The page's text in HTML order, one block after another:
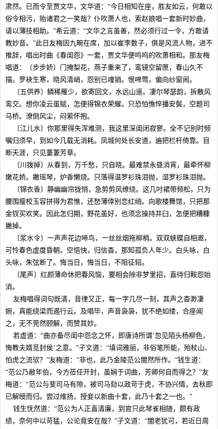
肃然。已而令至贾文华，文华道：“今日相知在座，胜友如云，何敢以
俗令相污，贻诸君之一笑哉？仆吹萧人也，索赵娘唱一套新时妙曲，
请以薄技相助。”希云道：“文华之言虽善，然必须行过一令，方敢请
教妙音。”此日友梅因九畹在席，加以崔李数子，俱是风流人物，进不
推辞，唱出时曲《春闺怨》一套，贾文华便呜呜的吹萧相和。那友梅
唱道：〔步步娇〕门掩梨花，燕子重来了，鸾镜空留匣，春山久不
描。罗袂生寒，晓风清峭，怨别已魂销。恨啼莺，偏向纱窗闹。
〔五供养〕鳞稀雁少，欲寄回文，水远山遥。凄尔琴瑟韵，拆散风
鸾交。想你凌云虽赋，怎便得锦衣荣耀。只恐怕憔悴播安鬓，空题司
马桥。潦倒风尘，闷萦怀抱。
〔江儿水〕你那里得失浑难测，我这里深闺闭寂寥。全不记别时频
嘱归须早，到如今几载无消耗。凤城何处长安道，遍把栏杆倚靠。目
断天涯，只见萋萋芳草。
〔川拨掉〕从春到，万千愁，只自晓。最难禁永昼消宵，最牵怀柳
嫩花娇。撇瑶琴，炉香懒烧。只落得温罗衫珠泪抛，湿罗衫珠泪抛。
〔锦衣香〕静幽幽帘拢悄，急剪剪风缭绕。这几吋裙带频松，只为
腰围瘦校玉容拼得为君憔，还愁薄倖别恋红绡。向歌楼舞馆，只把那
金钗买欢笑。因此怎归期，野花虽好，也须念操持并臼，怎便把糟糠
撇掉。
〔浆水令〕一声声花边啼鸟，一丝丝烟拖柳梢。双双蛱蝶自相邀，
可怜春色虚度昏朝。空悒快，归信杳，那知孤负人年少。白头咏，白
头咏，朱弦断了。悔当日，悔当日，不阻征轺。
〔尾声〕红颜薄命休把春风恼，要相会除非梦里招，直待归鞍怨始
消。
友梅唱得词句既清，音律又正，每一字几尽一刻，其声之杳渺凄
婉，真能绕梁而遏行云。及唱毕，声音袅袅，犹不绝如缕，合座闻
之，无不莞然颐解，而赞其妙。
若虚道：“曲亦备尽闺中怨念之怀，即唐诗所谓‘忽见陌头杨柳色，
悔教夫婿觅封侯’之意。”子文道：“填词雅丽，非俗笔所能，殆杖山、
怕虎之流欤？”友梅道：“非也，此乃金陵范公闇然所作。”钱生道：
“范公乃敝年伯，今方莅任开封，虽娴于词曲，芳卿何自而得之？”友
梅道：“范公与斐司马有隙，被司马劾以政苛于虎，不协兴情，去秋即
已解绶而归。尝过维扬，授妾以新曲十套，此乃十套之一也。”
钱生怃然道：“范公为人正直清廉，到官只此琴雀相随，颇有政
绩，奈何中以苛猛，公论竟安在哉？”子文道：“闇老犹可，若近日周